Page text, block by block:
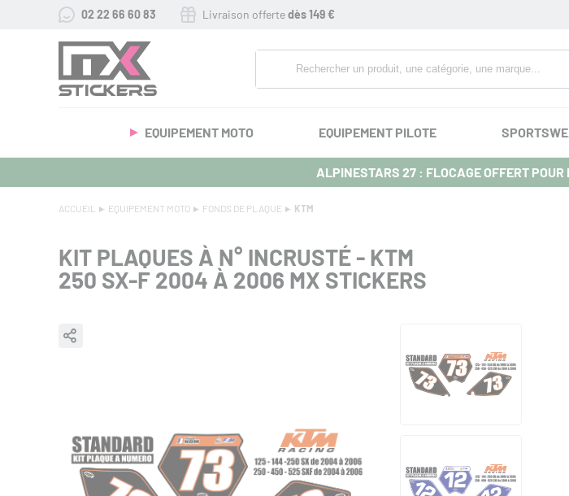
02 22 66 60 83 Livraison offertedès 149 €
EQUIPEMENT MOTO EQUIPEMENT PILOTE
ALPINESTARS 27 : FLOCAGE OFFERT POUR
ACCUEIL EQUIPEMENT MOTO FONDS DE PLAQUE KTM
KIT PLAQUES À N° INCRUSTÉ - KTM
250 SX-F 2004 À 2006 MX STICKERS